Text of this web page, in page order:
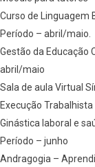
Curso de Linguagem
Período – abril/maio.
Gestão da Educação
abril/maio
Sala de aula Virtual
Execução
Ginástica laboral e
Período – junho
Andragogia –